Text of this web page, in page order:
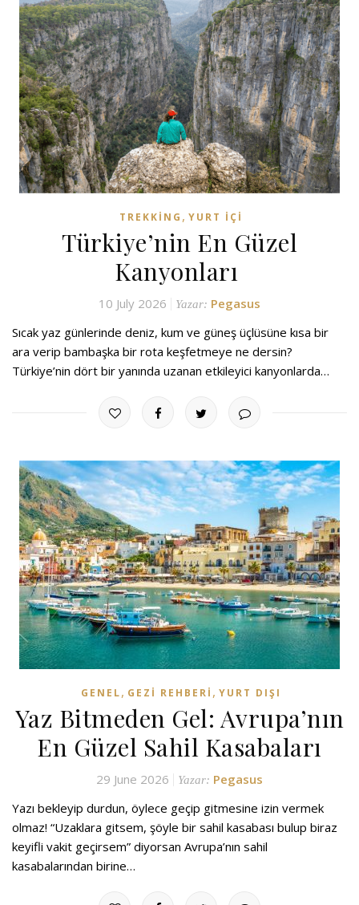
TREKKING , YURT İÇI
Türkiye’nin En Güzel
Kanyonları
10 July 2026 Yazar: Pegasus
Sıcak yaz günlerinde deniz, kum ve güneş üçlüsüne kısa bir
ara verip bambaşka bir rota keşfetmeye ne dersin?
Türkiye’nin dört bir yanında uzanan etkileyici kanyonlarda…
GENEL, GEZI REHBERI , YURT DIŞI
Yaz Bitmeden Gel: Avrupa’nın
En Güzel Sahil Kasabaları
29 June 2026 Yazar: Pegasus
Yazı bekleyip durdun, öylece geçip gitmesine izin vermek
olmaz! “Uzaklara gitsem, şöyle bir sahil kasabası bulup biraz
keyifli vakit geçirsem” diyorsan Avrupa’nın sahil
kasabalarından birine…